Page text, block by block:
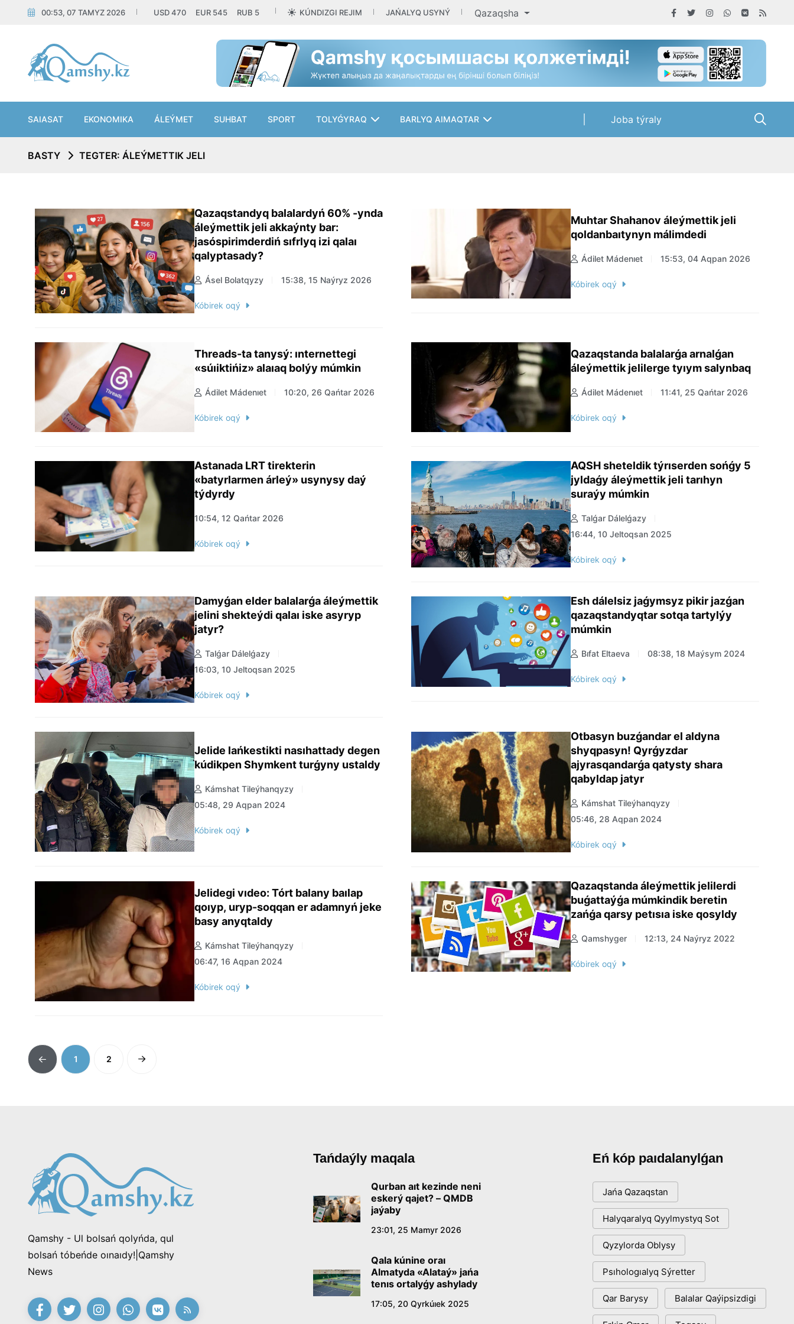
00:53, 07 TAMYZ 2026 USD470 EUR 545 RUB 5 KÚNDIZGI REJIM JAŃALYQ USYNÝ Qazaqsha
SAIASAT EKONOMIKA ÁLEÝMET SUHBAT SPORT TOLYǴYRAQ BARLYQ AIMAQTAR Joba týraly
BASTY TEGTER: ÁLEÝMETTIK JELI
Qazaqstandyq balalardyń 60% -ynda
áleýmettik jeli akkaýnty bar:
jasóspirimderdiń sıfrlyq izi qalaı
qalyptasady?
Ásel Bolatqyzy 15:38, 15 Naýryz 2026
Kóbirek oqý
Muhtar Shahanov áleýmettik jeli
qoldanbaıtynyn málimdedi
Ádilet Mádenıet 15:53, 04 Aqpan 2026
Kóbirek oqý
Threads-ta tanysý: ınternettegi
«súıiktińiz» alaıaq bolýy múmkin
Ádilet Mádenıet 10:20, 26 Qańtar 2026
Kóbirek oqý
Qazaqstanda balalarǵa arnalǵan
áleýmettik jelilerge tyıym salynbaq
Ádilet Mádenıet 11:41, 25 Qańtar 2026
Kóbirek oqý
Astanada LRT tirekterin
«batyrlarmen árleý» usynysy daý
týdyrdy
10:54, 12 Qańtar 2026
Kóbirek oqý
AQSH sheteldik týrıserden sońǵy 5
jyldaǵy áleýmettik jeli tarıhyn
suraýy múmkin
Talǵar Dálelǵazy
16:44, 10 Jeltoqsan 2025
Kóbirek oqý
Damyǵan elder balalarǵa áleýmettik
jelini shekteýdi qalaı iske asyryp
jatyr?
Talǵar Dálelǵazy
16:03, 10 Jeltoqsan 2025
Kóbirek oqý
Esh dálelsiz jaǵymsyz pikir jazǵan
qazaqstandyqtar sotqa tartylýy
múmkin
Bıfat Eltaeva 08:38, 18 Maýsym 2024
Kóbirek oqý
Jelide lańkestikti nasıhattady degen
kúdikpen Shymkent turǵyny ustaldy
Kámshat Tileýhanqyzy
05:48, 29 Aqpan 2024
Kóbirek oqý
Otbasyn buzǵandar el aldyna
shyqpasyn! Qyrǵyzdar
ajyrasqandarǵa qatysty shara
qabyldap jatyr
Kámshat Tileýhanqyzy
05:46, 28 Aqpan 2024
Kóbirek oqý
Jelidegi vıdeo: Tórt balany baılap
qoıyp, uryp-soqqan er adamnyń jeke
basy anyqtaldy
Kámshat Tileýhanqyzy
06:47, 16 Aqpan 2024
Kóbirek oqý
Qazaqstanda áleýmettik jelilerdi
buǵattaýǵa múmkindik beretin
zańǵa qarsy petısıa iske qosyldy
Qamshyger 12:13, 24 Naýryz 2022
Kóbirek oqý
1 2
Qamshy - Ul bolsań qolyńda, qul
bolsań tóbeńde oınaıdy!|Qamshy
News
Tańdaýly maqala
Qurban aıt kezinde neni
eskerý qajet? – QMDB
jaýaby
23:01, 25 Mamyr 2026
Qala kúnine oraı
Almatyda «Alataý» jańa
tenıs ortalyǵy ashylady
17:05, 20 Qyrkúıek 2025
Eń kóp paıdalanylǵan
Jańa Qazaqstan
Halyqaralyq Qyylmystyq Sot
Qyzylorda Oblysy
Psıhologıalyq Sýretter
Qar Barysy Balalar Qaýipsizdigi